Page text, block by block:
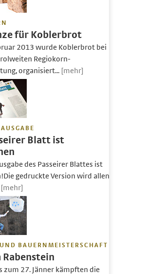
für Koblerbrot
2013 wurde Koblerbrot bei
Regiokorn-
organisiert... [mehr]
Blatt ist
des Passeirer Blattes ist
gedruckte Version wird allen
[mehr]
BAUERNMEISTERSCHAFT
zum 27. Jänner kämpften die